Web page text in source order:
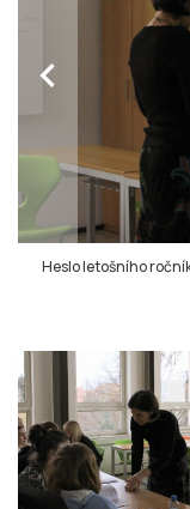
chevron_left
Heslo letošního